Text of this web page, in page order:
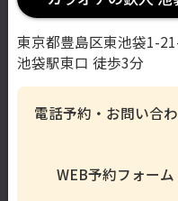
東京都豊島区東池袋1-
池袋駅東口 徒歩3分
電話予約・お問い合
WEB予約フォーム